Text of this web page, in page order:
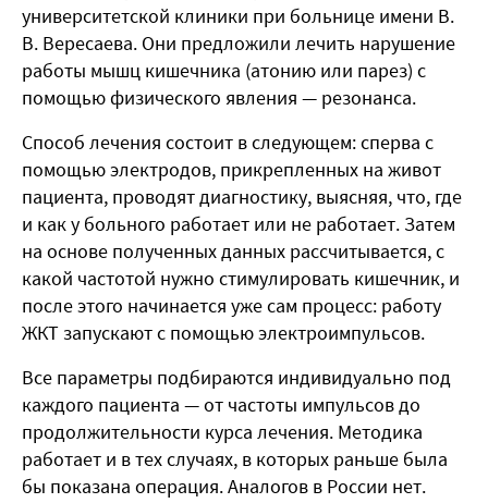
университетской клиники при больнице имени В.
В. Вересаева. Они предложили лечить нарушение
работы мышц кишечника (атонию или парез) с
помощью физического явления — резонанса.
Способ лечения состоит в следующем: сперва с
помощью электродов, прикрепленных на живот
пациента, проводят диагностику, выясняя, что, где
и как у больного работает или не работает. Затем
на основе полученных данных рассчитывается, с
какой частотой нужно стимулировать кишечник, и
после этого начинается уже сам процесс: работу
ЖКТ запускают с помощью электроимпульсов.
Все параметры подбираются индивидуально под
каждого пациента — от частоты импульсов до
продолжительности курса лечения. Методика
работает и в тех случаях, в которых раньше была
бы показана операция. Аналогов в России нет.